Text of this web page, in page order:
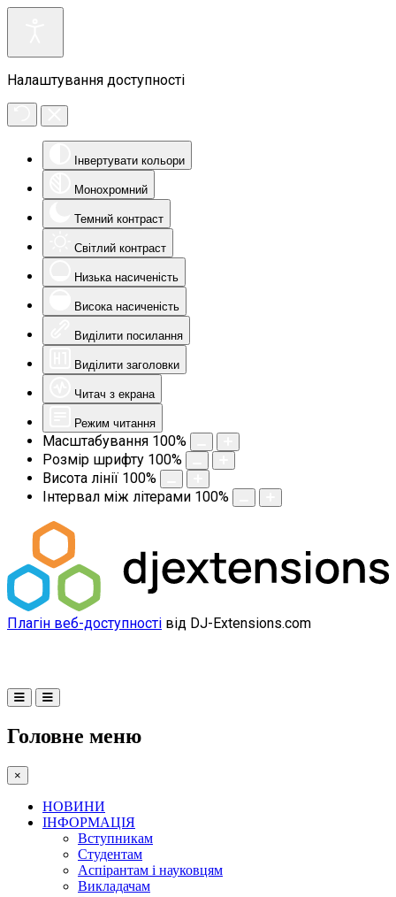
Налаштування доступності
Інвертувати кольори
Монохромний
Темний контраст
Світлий контраст
Низька насиченість
Висока насиченість
Виділити посилання
Виділити заголовки
Читач з екрана
Режим читання
Масштабування 100%
Розмір шрифту 100%
Висота лінії 100%
Інтервал між літерами 100%
Плагін веб-доступності від DJ-Extensions.com
Головне меню
×
НОВИНИ
ІНФОРМАЦІЯ
Вступникам
Студентам
Аспірантам і науковцям
Викладачам